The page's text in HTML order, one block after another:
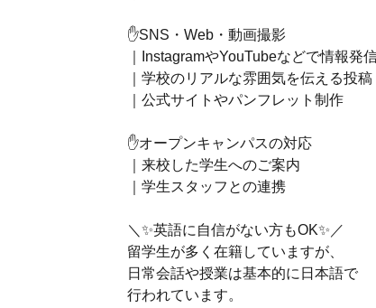
✋SNS・Web・動画撮影
｜InstagramやYouTubeなどで情報発
｜学校のリアルな雰囲気を伝える投稿
｜公式サイトやパンフレット制作
✋オープンキャンパスの対応
｜来校した学生へのご案内
｜学生スタッフとの連携
＼✨英語に自信がない方もOK✨／
留学生が多く在籍していますが、
日常会話や授業は基本的に日本語で
行われています。